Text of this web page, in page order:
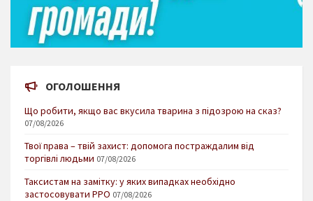
ОГОЛОШЕННЯ
Що робити, якщо вас вкусила тварина з підозрою на сказ?
07/08/2026
Твої права – твій захист: допомога постраждалим від
торгівлі людьми 07/08/2026
Таксистам на замітку: у яких випадках необхідно
застосовувати РРО 07/08/2026